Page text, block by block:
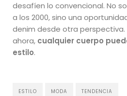
desafíen lo convencional. No
a los 2000, sino una
denim desde otra perspectiva.
ahora, cualquier cuerpo
estilo.
ESTILO MODA TENDENCIA